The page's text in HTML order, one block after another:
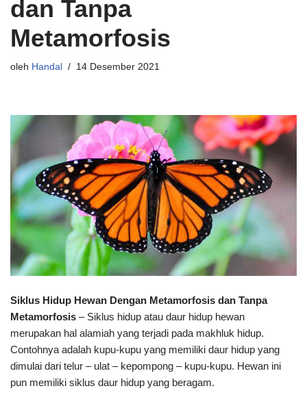
dan Tanpa
Metamorfosis
oleh Handal 14 Desember 2021
Siklus Hidup Hewan Dengan Metamorfosis dan Tanpa
Metamorfosis – Siklus hidup atau daur hidup hewan
merupakan hal alamiah yang terjadi pada makhluk hidup.
Contohnya adalah kupu-kupu yang memiliki daur hidup yang
dimulai dari telur – ulat – kepompong – kupu-kupu. Hewan ini
pun memiliki siklus daur hidup yang beragam.